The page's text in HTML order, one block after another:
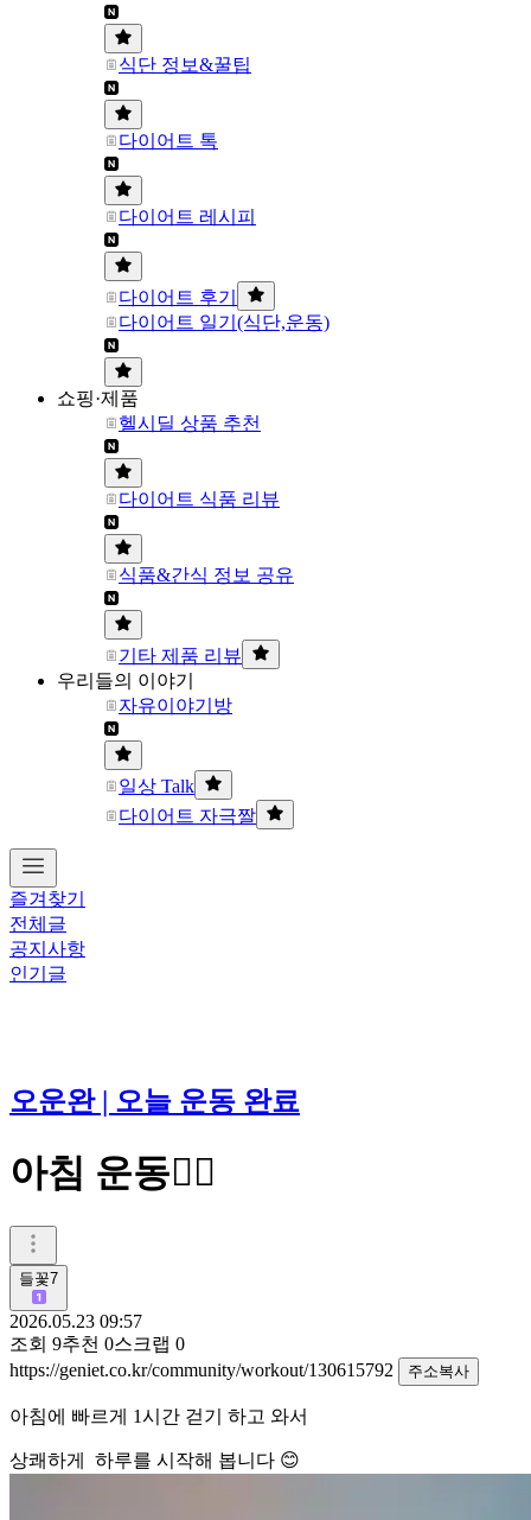
식단 정보&꿀팁
다이어트 톡
다이어트 레시피
다이어트 후기
다이어트 일기(식단,운동)
쇼핑·제품
헬시딜 상품 추천
다이어트 식품 리뷰
식품&간식 정보 공유
기타 제품 리뷰
우리들의 이야기
자유이야기방
일상 Talk
다이어트 자극짤
즐겨찾기
전체글
공지사항
인기글
오운완 | 오늘 운동 완료
아침 운동🚶‍♂️
들꽃7
2026.05.23 09:57
조회 9추천 0스크랩 0
https://geniet.co.kr/community/workout/130615792
주소복사
아침에 빠르게 1시간 걷기 하고 와서
상쾌하게 하루를 시작해 봅니다 😊